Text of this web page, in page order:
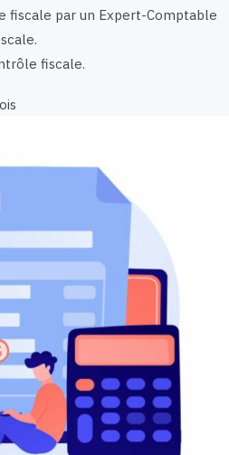
fiscale par un Expert-Comptable
fiscale.